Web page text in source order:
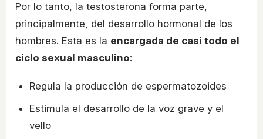
Por lo tanto, la testosterona forma parte,
principalmente, del desarrollo hormonal de los
hombres. Esta es la encargada de casi todo el
ciclo sexual masculino:
Regula la producción de espermatozoides
Estimula el desarrollo de la voz grave y el
vello